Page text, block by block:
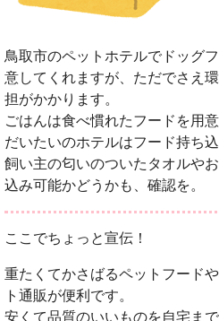
鳥取市のペットホテルでドッグ
意してくれますが、ただでさえ
担がかかります。
ごはんは食べ慣れたフードを用
だいたいのホテルはフード持ち込
飼い主の匂いのついたタオルや
込み可能かどうかも、確認を。
ここでちょっと宣伝！
重たくてかさばるペットフード
ト通販が便利です。
安くて品質のいいものを自宅ま